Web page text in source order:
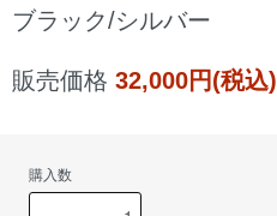
ブラック/シルバー
販売価格 32,000円(税込)
購入数